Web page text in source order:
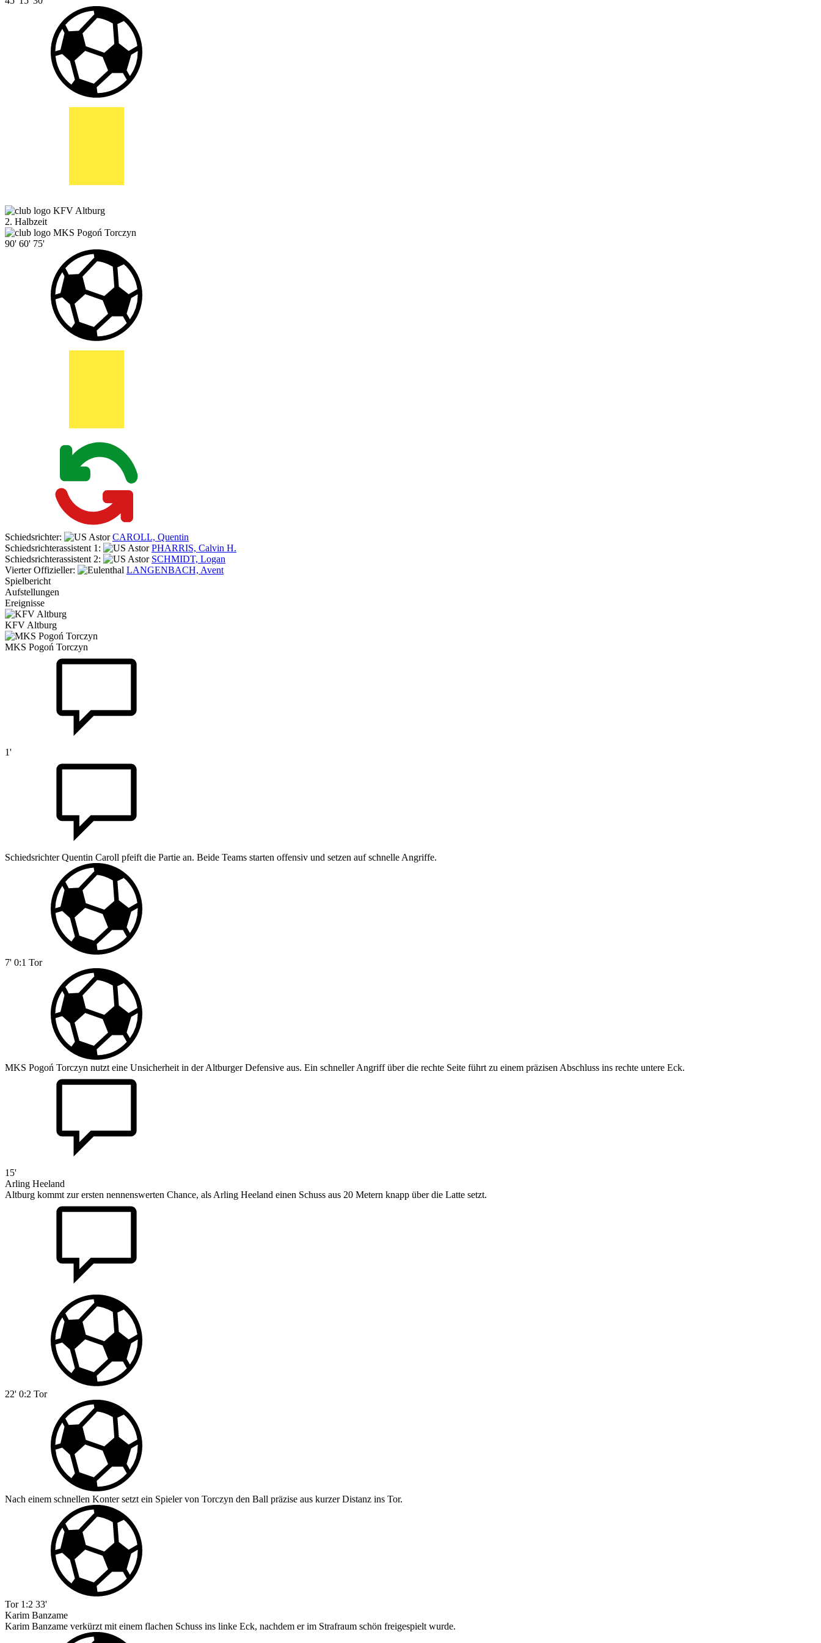
KFV Altburg
2. Halbzeit
MKS Pogoń Torczyn
90' 60' 75'
Schiedsrichter:
CAROLL, Quentin
Schiedsrichterassistent 1:
PHARRIS, Calvin H.
Schiedsrichterassistent 2:
SCHMIDT, Logan
Vierter Offizieller:
LANGENBACH, Avent
Spielbericht
Aufstellungen
Ereignisse
KFV Altburg
MKS Pogoń Torczyn
1'
Schiedsrichter Quentin Caroll pfeift die Partie an. Beide Teams starten offensiv und setzen auf schnelle Angriffe.
7' 0:1 Tor
MKS Pogoń Torczyn nutzt eine Unsicherheit in der Altburger Defensive aus. Ein schneller Angriff über die rechte Seite führt zu einem präzisen Abschluss ins rechte untere Eck.
15'
Arling Heeland
Altburg kommt zur ersten nennenswerten Chance, als Arling Heeland einen Schuss aus 20 Metern knapp über die Latte setzt.
22' 0:2 Tor
Nach einem schnellen Konter setzt ein Spieler von Torczyn den Ball präzise aus kurzer Distanz ins Tor.
Tor 1:2 33'
Karim Banzame
Karim Banzame verkürzt mit einem flachen Schuss ins linke Eck, nachdem er im Strafraum schön freigespielt wurde.